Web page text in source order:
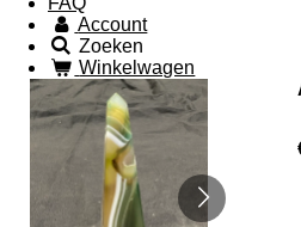
Account
Zoeken
Winkelwagen